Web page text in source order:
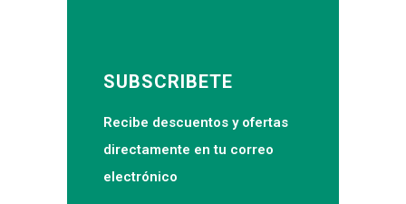
SUBSCRIBETE
Recibe descuentos y ofertas
directamente en tu correo
electrónico